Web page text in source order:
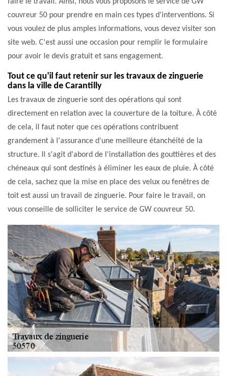
couvreur 50 pour prendre en main ces types d'interventions. Si
vous voulez de plus amples informations, vous devez visiter son
site web. C'est aussi une occasion pour remplir le formulaire
pour avoir le devis gratuit et sans engagement.
Tout ce qu'il faut retenir sur les travaux de zinguerie
dans la ville de Carantilly
Les travaux de zinguerie sont des opérations qui sont
directement en relation avec la couverture de la toiture. À côté
de cela, il faut noter que ces opérations contribuent
grandement à l'assurance d'une meilleure étanchéité de la
structure. Il s'agit d'abord de l'installation des gouttières et des
chéneaux qui sont destinés à éliminer les eaux de pluie. À côté
de cela, sachez que la mise en place des velux ou fenêtres de
toit est aussi un travail de zinguerie. Pour faire le travail, on
vous conseille de solliciter le service de GW couvreur 50.